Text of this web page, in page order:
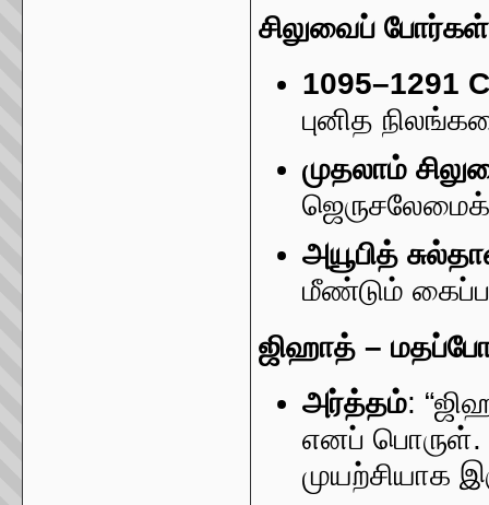
சிலுவைப்
1095–1291
புனித
முதலாம்
அயூபித்
மீண்டும்
ஜிஹாத் –
அர்த்தம்:
எனப் பொருள்.
முயற்சியாக